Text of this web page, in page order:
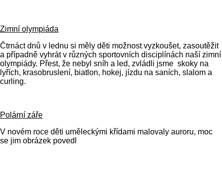
Zimní olympiáda
Čtrnáct dnů v lednu si měly děti možnost vyzkoušet, zasoutěžit
a případně vyhrát v různých sportovních disciplínách naší zimní
olympiády. Přest, že nebyl sníh a led, zvládli jsme skoky na
lyřích, krasobruslení, biatlon, hokej, jízdu na saních, slalom a
curling.
Polární záře
V novém roce děti uměleckými křídami malovaly auroru, moc
se jim obrázek povedl